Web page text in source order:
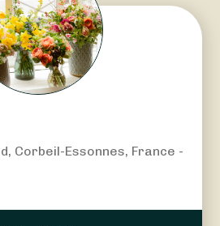
Corbeil-Essonnes, France -